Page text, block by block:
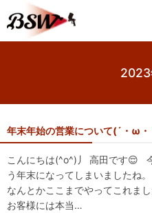
2023
年末年始の営業について(´・ω・
こんにちは(^o^)丿 高田です😌
う年末になってしまいましたね
なんとかここまでやってこれま
お客様には本当…